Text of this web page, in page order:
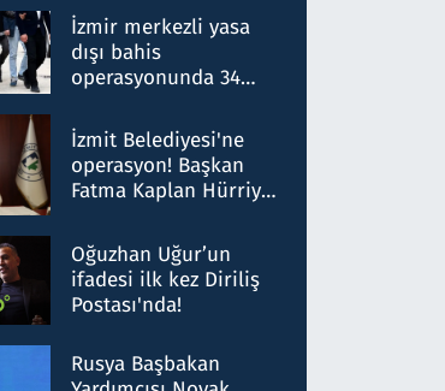
hakkında gözaltı kararı
İzmir merkezli yasa
dışı bahis
operasyonunda 34
Milyar liralık para
trafiği tespit edildi
İzmit Belediyesi'ne
operasyon! Başkan
Fatma Kaplan Hürriyet
Oğuzhan Uğur’un
ifadesi ilk kez Diriliş
Postası'nda!
Rusya Başbakan